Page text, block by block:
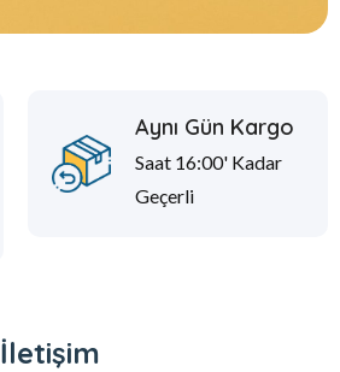
Aynı Gün Kargo
Saat 16:00' Kadar
Geçerli
İletişim